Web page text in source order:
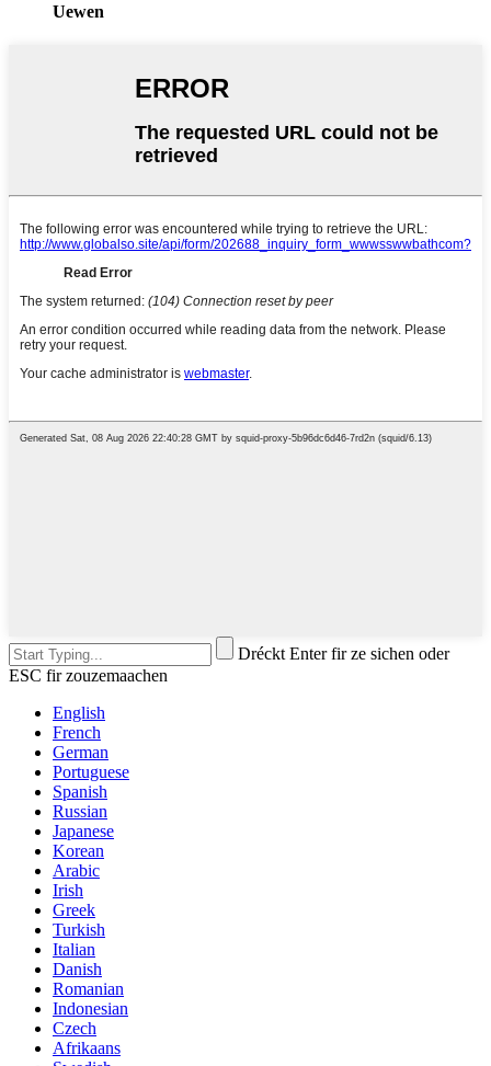
Uewen
Dréckt Enter fir ze sichen oder
ESC fir zouzemaachen
English
French
German
Portuguese
Spanish
Russian
Japanese
Korean
Arabic
Irish
Greek
Turkish
Italian
Danish
Romanian
Indonesian
Czech
Afrikaans